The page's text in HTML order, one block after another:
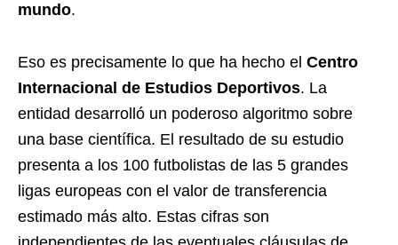
mundo.
Eso es precisamente lo que ha hecho el Centro
Internacional de Estudios Deportivos. La
entidad desarrolló un poderoso algoritmo sobre
una base científica. El resultado de su estudio
presenta a los 100 futbolistas de las 5 grandes
ligas europeas con el valor de transferencia
estimado más alto. Estas cifras son